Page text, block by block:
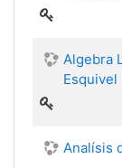
Algebra
Esquivel
Analísis